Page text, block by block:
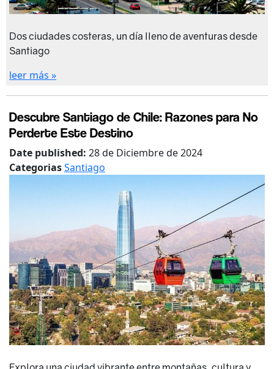
Dos ciudades costeras, un día lleno de aventuras desde
Santiago
leer más »
Descubre Santiago de Chile: Razones para No
Perderte Este Destino
Date published: 28 de Diciembre de 2024
CategoriasSantiago